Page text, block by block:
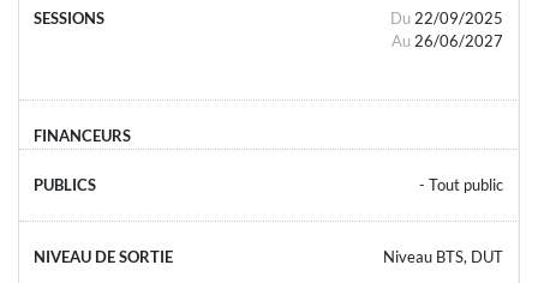
Du 22/09/2025
Au 26/06/2027
- Tout public
Niveau BTS, DUT